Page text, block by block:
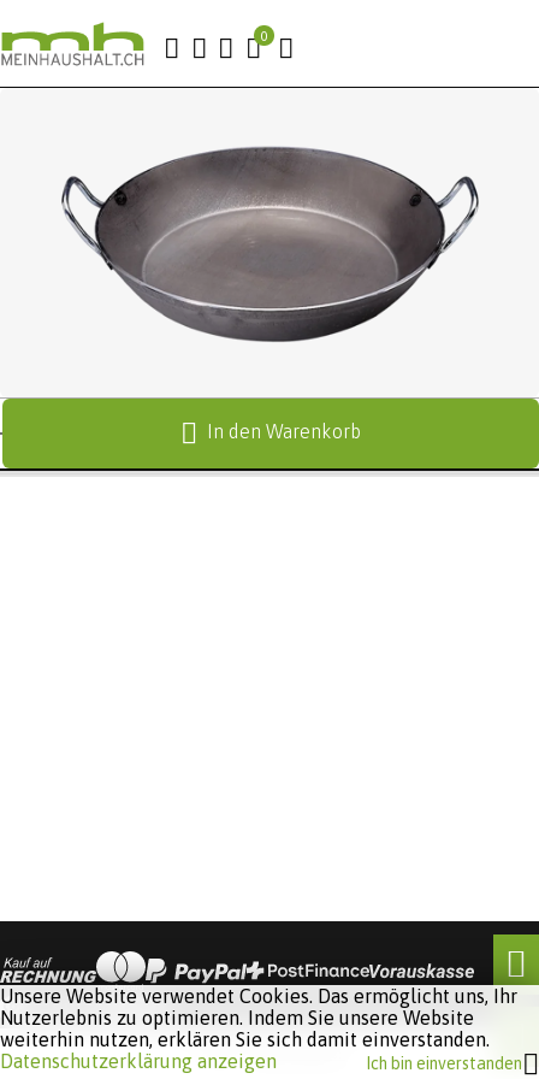
In den Warenkorb
Software:
Unsere Website verwendet Cookies. Das ermöglicht uns, Ihr
Nutzerlebnis zu optimieren. Indem Sie unsere Website
weiterhin nutzen, erklären Sie sich damit einverstanden.
Datenschutzerklärung anzeigen
Ich bin einverstanden